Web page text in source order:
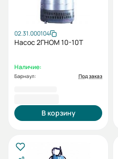
02.31.000104
Насос 2ГНОМ 10-10Т
Наличие:
Барнаул: Под заказ
В корзину